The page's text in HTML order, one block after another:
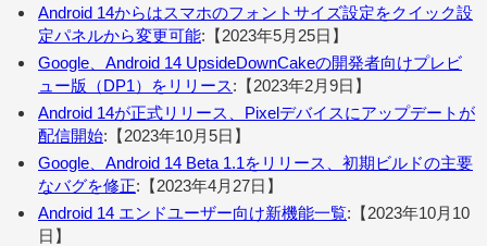
Android 14からはスマホのフォントサイズ設定をクイック設
定パネルから変更可能:【2023年5月25日】
Google、Android 14 UpsideDownCakeの開発者向けプレビ
ュー版（DP1）をリリース:【2023年2月9日】
Android 14が正式リリース、Pixelデバイスにアップデートが
配信開始:【2023年10月5日】
Google、Android 14 Beta 1.1をリリース、初期ビルドの主要
なバグを修正:【2023年4月27日】
Android 14 エンドユーザー向け新機能一覧:【2023年10月10
日】